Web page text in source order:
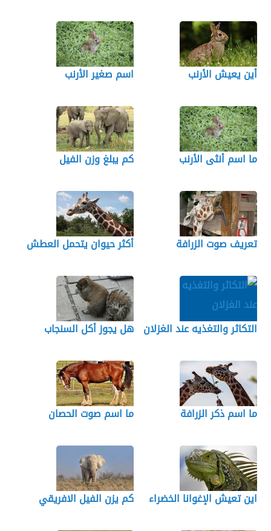
أين يعيش الأرنب اسم صغير الأرنب
ما اسم أنثى الأرنب كم يبلغ وزن الفيل
تعريف صوت الزرافة أكثر حيوان يتحمل العطش
التكاثر والتغذيه عند الغزلان هل يجوز أكل السنجاب
ما اسم ذكر الزرافة ما اسم صوت الحصان
اين تعيش الإغوانا الخضراء كم يزن الفيل الافريقي